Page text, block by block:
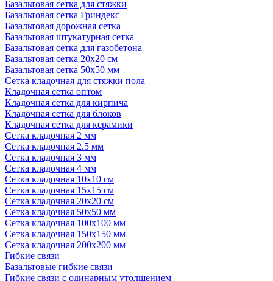
Базальтовая сетка для стяжки
Базальтовая сетка Гриндекс
Базальтовая дорожная сетка
Базальтовая штукатурная сетка
Базальтовая сетка для газобетона
Базальтовая сетка 20x20 см
Базальтовая сетка 50x50 мм
Сетка кладочная для стяжки пола
Кладочная сетка оптом
Кладочная сетка для кирпича
Кладочная сетка для блоков
Кладочная сетка для керамики
Сетка кладочная 2 мм
Сетка кладочная 2.5 мм
Сетка кладочная 3 мм
Сетка кладочная 4 мм
Сетка кладочная 10x10 см
Сетка кладочная 15x15 см
Сетка кладочная 20x20 см
Сетка кладочная 50x50 мм
Сетка кладочная 100x100 мм
Сетка кладочная 150x150 мм
Сетка кладочная 200x200 мм
Гибкие связи
Базальтовые гибкие связи
Гибкие связи с одинарным утолщением